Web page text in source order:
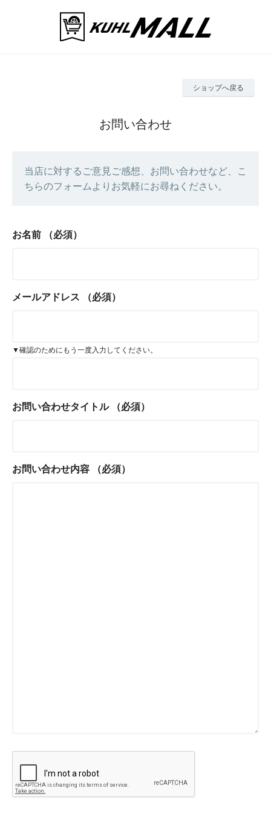
ショップへ戻る
お問い合わせ
当店に対するご意見ご感想、お問い合わせなど、こ
ちらのフォームよりお気軽にお尋ねください。
お名前 （必須）
メールアドレス （必須）
▼確認のためにもう一度入力してください。
お問い合わせタイトル （必須）
お問い合わせ内容 （必須）